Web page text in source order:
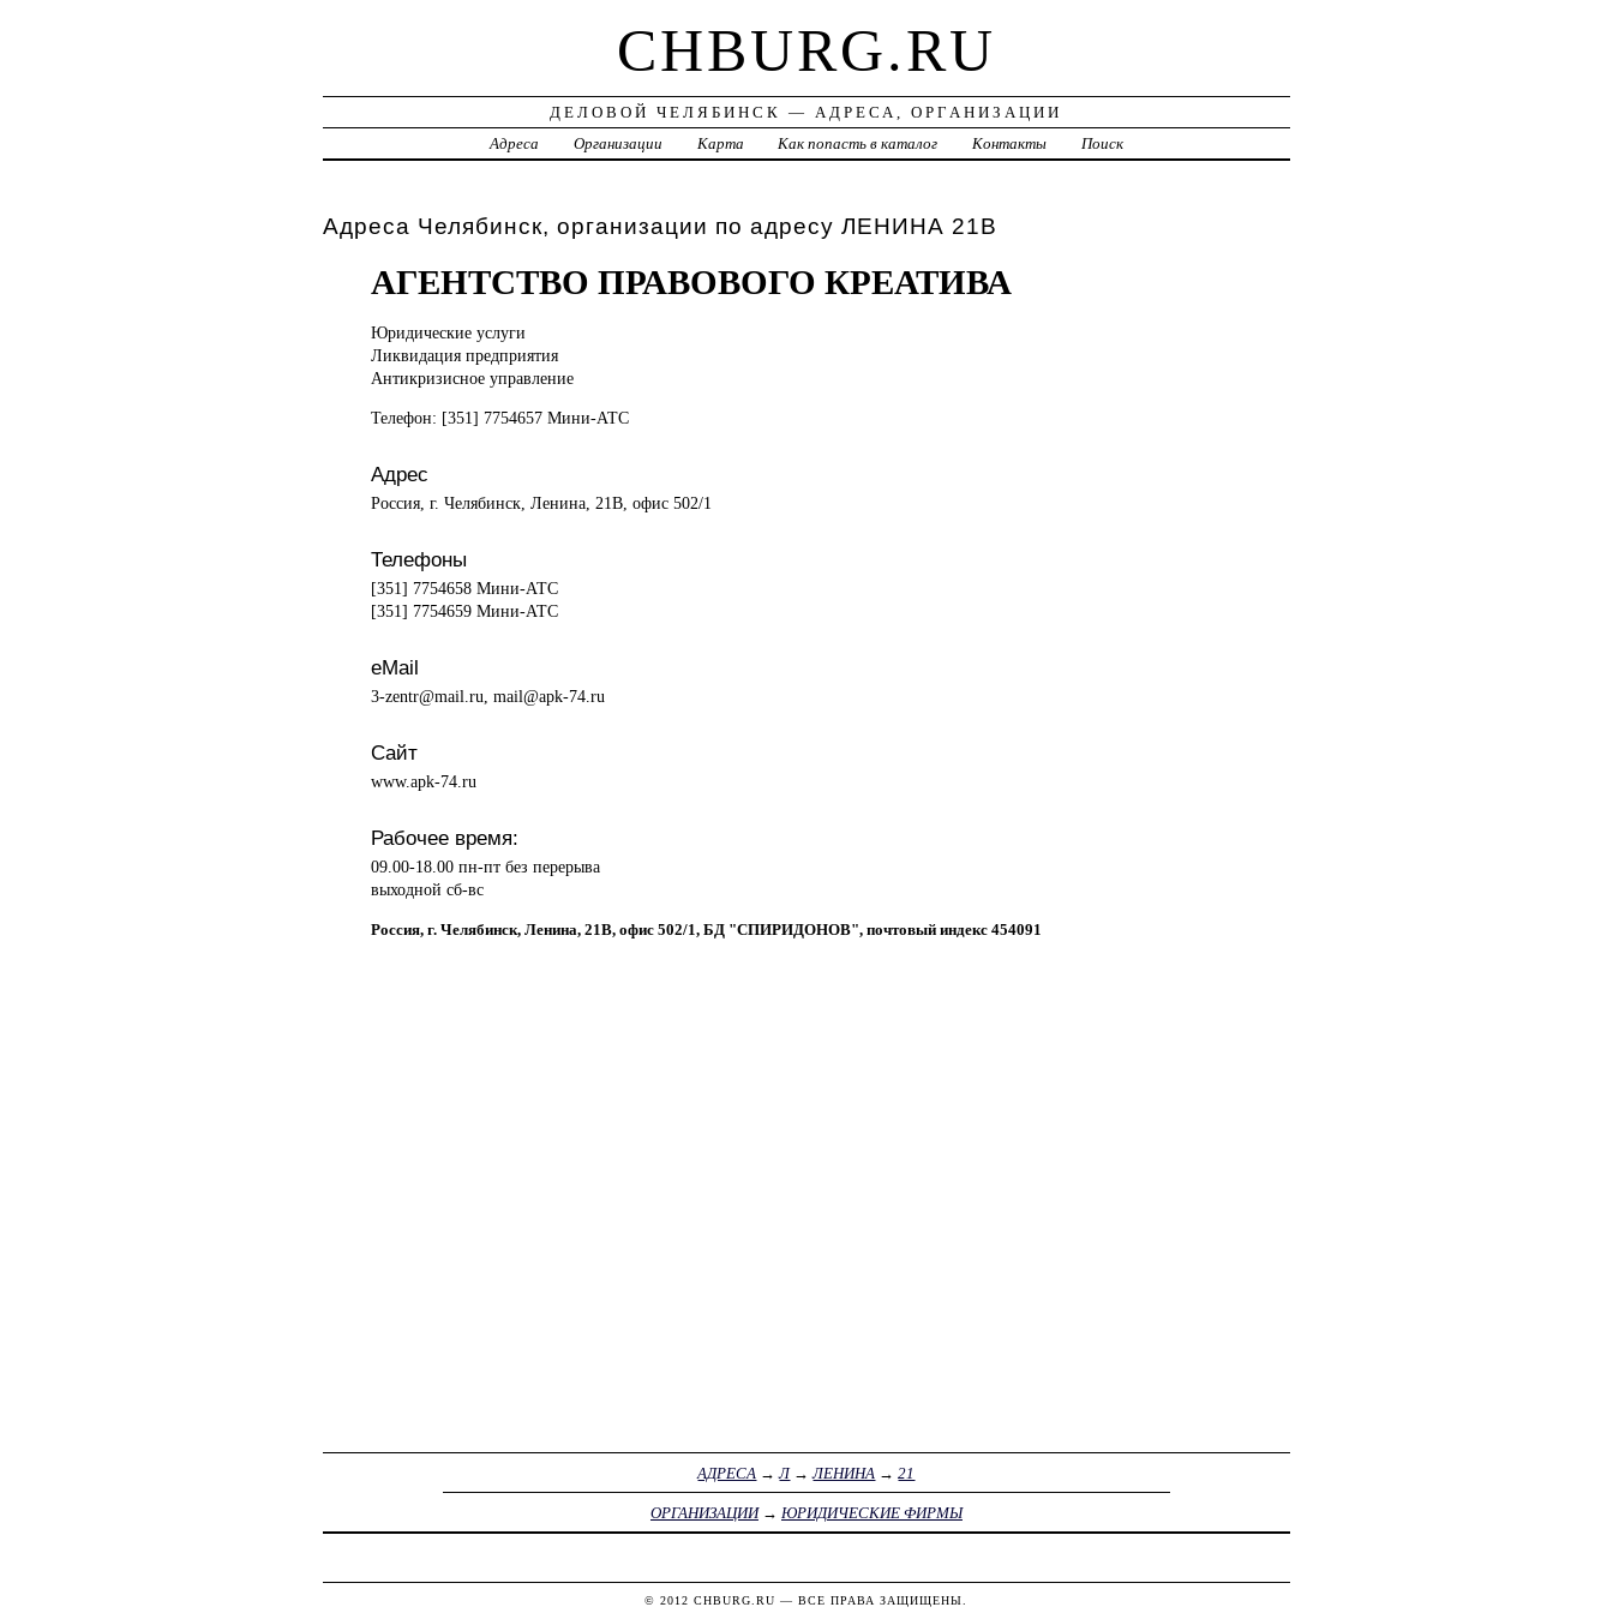
CHBURG.RU
ДЕЛОВОЙ ЧЕЛЯБИНСК — АДРЕСА, ОРГАНИЗАЦИИ
Адреса
Организации Карта Как попасть в каталог Контакты Поиск
Адреса Челябинск, организации по адресу ЛЕНИНА 21В
АГЕНТСТВО ПРАВОВОГО КРЕАТИВА
Юридические услуги
Ликвидация предприятия
Антикризисное управление
Телефон: [351] 7754657 Мини-АТС
Адрес
Россия, г. Челябинск, Ленина, 21В, офис 502/1
Телефоны
[351] 7754658 Мини-АТС
[351] 7754659 Мини-АТС
eMail
3-zentr@mail.ru, mail@apk-74.ru
Сайт
www.apk-74.ru
Рабочее время:
09.00-18.00 пн-пт без перерыва
выходной сб-вс
Россия, г. Челябинск, Ленина, 21В, офис 502/1, БД "СПИРИДОНОВ", почтовый индекс 454091
АДРЕСА →Л→ЛЕНИНА →21
ОРГАНИЗАЦИИ→ ЮРИДИЧЕСКИЕ ФИРМЫ
© 2012CHBURG.RU — ВСЕ ПРАВА ЗАЩИЩЕНЫ.